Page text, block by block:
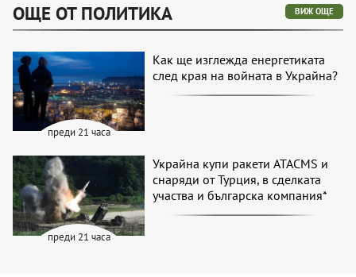
ОЩЕ ОТ ПОЛИТИКА ВИЖ ОЩЕ
преди 21 часа
Как ще изглежда енергетиката
след края на войната в Украйна?
преди 21 часа
Украйна купи ракети ATACMS и
снаряди от Турция, в сделката
участва и българска компания*